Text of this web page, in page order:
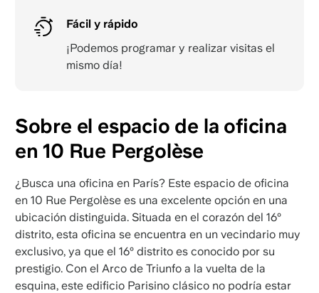
Fácil y rápido
¡Podemos programar y realizar visitas el
mismo día!
Sobre el espacio de la oficina
en 10 Rue Pergolèse
¿Busca una oficina en París? Este espacio de oficina
en 10 Rue Pergolèse es una excelente opción en una
ubicación distinguida. Situada en el corazón del 16º
distrito, esta oficina se encuentra en un vecindario muy
exclusivo, ya que el 16º distrito es conocido por su
prestigio. Con el Arco de Triunfo a la vuelta de la
esquina, este edificio Parisino clásico no podría estar